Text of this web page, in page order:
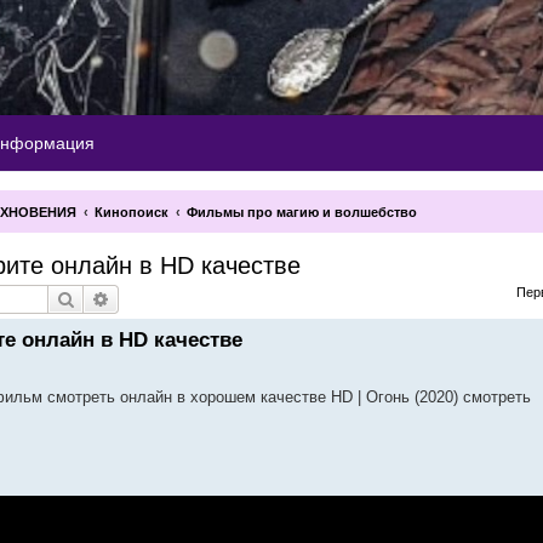
Кинопоиск Фильмы про магию и волшебство
онлайн в HD качестве
Поиск
онлайн в HD качестве
смотреть онлайн в хорошем качестве HD | Огонь (2020) смотреть